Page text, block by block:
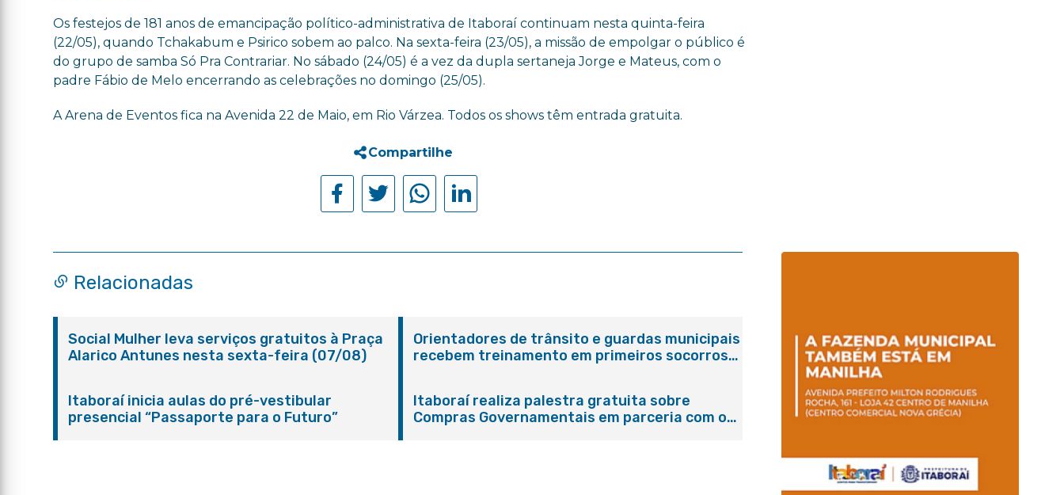
Os festejos de 181 anos de emancipação político-administrativa de Itaboraí continuam nesta quinta-feira
(22/05), quando Tchakabum e Psirico sobem ao palco. Na sexta-feira (23/05), a missão de empolgar o público é
do grupo de samba Só Pra Contrariar. No sábado (24/05) é a vez da dupla sertaneja Jorge e Mateus, com o
padre Fábio de Melo encerrando as celebrações no domingo (25/05).
A Arena de Eventos fica na Avenida 22 de Maio, em Rio Várzea. Todos os shows têm entrada gratuita.
Compartilhe
Relacionadas
Social Mulher leva serviços gratuitos à Praça
Alarico Antunes nesta sexta-feira (07/08)
Orientadores de trânsito e guardas municipais
recebem treinamento em primeiros socorros
Itaboraí inicia aulas do pré-vestibular
presencial “Passaporte para o Futuro”
Itaboraí realiza palestra gratuita sobre
Compras Governamentais em parceria com o